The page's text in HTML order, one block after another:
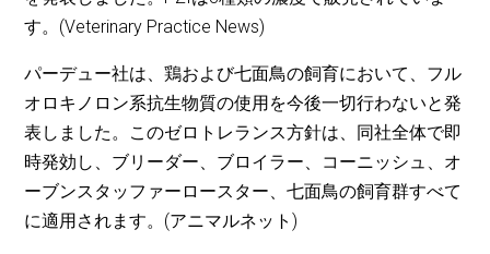
す。(Veterinary Practice News)
パーデュー社は、鶏および七面鳥の飼育において、フル
オロキノロン系抗生物質の使用を今後一切行わないと発
表しました。このゼロトレランス方針は、同社全体で即
時発効し、ブリーダー、ブロイラー、コーニッシュ、オ
ーブンスタッファーロースター、七面鳥の飼育群すべて
に適用されます。(アニマルネット)